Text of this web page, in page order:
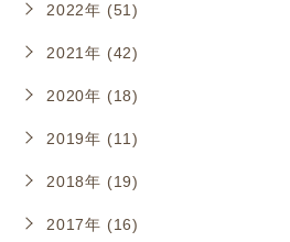
2022年 (51)
2021年 (42)
2020年 (18)
2019年 (11)
2018年 (19)
2017年 (16)